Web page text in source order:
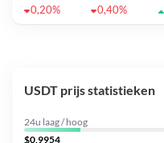
0,20%
0,40%
USDT prijs statistieken
24u laag / hoog
$0,9954